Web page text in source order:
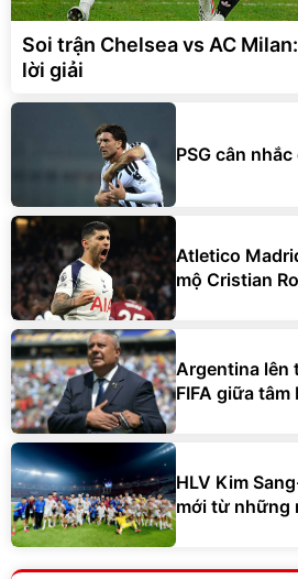
Soi trận Chelsea vs AC
lời giải
PSG cân
Atletico
mộ Cristian
Argentina lên
FIFA giữa
HLV Kim
mới từ những